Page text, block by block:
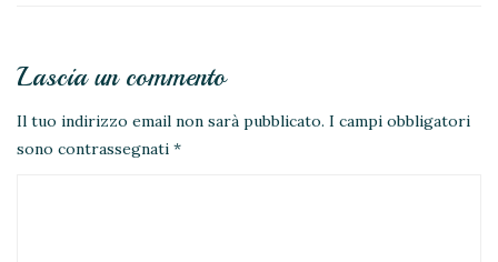
Lascia un commento
Il tuo indirizzo email non sarà pubblicato. I campi obbligatori
sono contrassegnati *